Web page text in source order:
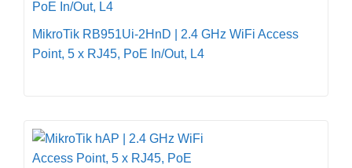
MikroTik RB951Ui-2HnD | 2.4 GHz WiFi Access
Point, 5 x RJ45, PoE In/Out, L4